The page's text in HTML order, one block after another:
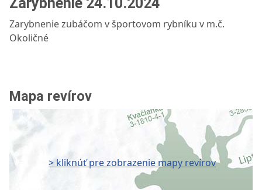
Zarybnenie zubáčom v športovom rybníku v m.č.
Okoličné
Mapa revírov
> kliknúť pre zobrazenie mapy revírov